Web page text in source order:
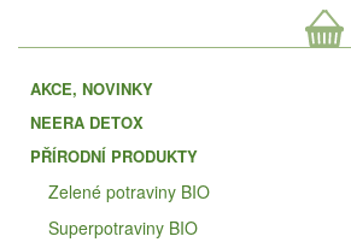
AKCE, NOVINKY
NEERA DETOX
PŘÍRODNÍ PRODUKTY
Zelené potraviny BIO
Superpotraviny BIO